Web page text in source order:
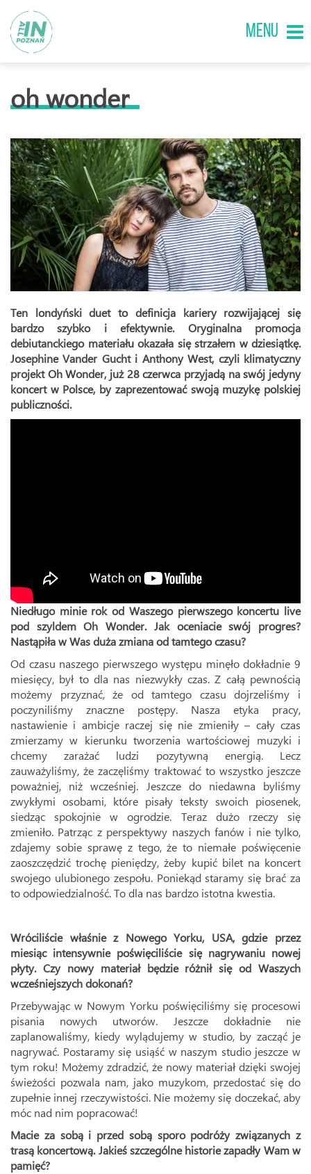
MENU
oh wonder
Ten londyński duet to definicja kariery rozwijającej się
bardzo szybko i efektywnie. Oryginalna promocja
debiutanckiego materiału okazała się strzałem w dziesiątkę.
Josephine Vander Gucht i Anthony West, czyli klimatyczny
projekt Oh Wonder, już 28 czerwca przyjadą na swój jedyny
koncert w Polsce, by zaprezentować swoją muzykę polskiej
publiczności.
Niedługo minie rok od Waszego pierwszego koncertu live
pod szyldem Oh Wonder. Jak oceniacie swój progres?
Nastąpiła w Was duża zmiana od tamtego czasu?
Od czasu naszego pierwszego występu minęło dokładnie 9
miesięcy, był to dla nas niezwykły czas. Z całą pewnością
możemy przyznać, że od tamtego czasu dojrzeliśmy i
poczyniliśmy znaczne postępy. Nasza etyka pracy,
nastawienie i ambicje raczej się nie zmieniły – cały czas
zmierzamy w kierunku tworzenia wartościowej muzyki i
chcemy zarażać ludzi pozytywną energią. Lecz
zauważyliśmy, że zaczęliśmy traktować to wszystko jeszcze
poważniej, niż wcześniej. Jeszcze do niedawna byliśmy
zwykłymi osobami, które pisały teksty swoich piosenek,
siedząc spokojnie w ogrodzie. Teraz dużo rzeczy się
zmieniło. Patrząc z perspektywy naszych fanów i nie tylko,
zdajemy sobie sprawę z tego, że to niemałe poświęcenie
zaoszczędzić trochę pieniędzy, żeby kupić bilet na koncert
swojego ulubionego zespołu. Poniekąd staramy się brać za
to odpowiedzialność. To dla nas bardzo istotna kwestia.
Wróciliście właśnie z Nowego Yorku, USA, gdzie przez
miesiąc intensywnie poświęciliście się nagrywaniu nowej
płyty. Czy nowy materiał będzie różnił się od Waszych
wcześniejszych dokonań?
Przebywając w Nowym Yorku poświęciliśmy się procesowi
pisania nowych utworów. Jeszcze dokładnie nie
zaplanowaliśmy, kiedy wylądujemy w studio, by zacząć je
nagrywać. Postaramy się usiąść w naszym studio jeszcze w
tym roku! Możemy zdradzić, że nowy materiał dzięki swojej
świeżości pozwala nam, jako muzykom, przedostać się do
zupełnie innej rzeczywistości. Nie możemy się doczekać, aby
móc nad nim popracować!
Macie za sobą i przed sobą sporo podróży związanych z
trasą koncertową. Jakieś szczególne historie zapadły Wam w
pamięć?